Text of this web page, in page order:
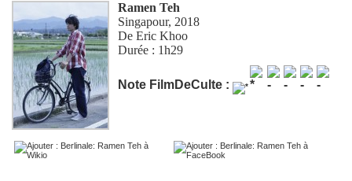
Ramen Teh
Singapour, 2018
DeEric Khoo
Durée : 1h29
Note FilmDeCulte :